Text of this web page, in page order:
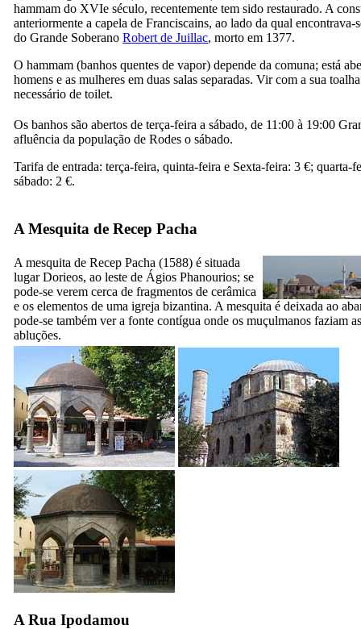
hammam do XVIe século, recentemente tem sido restaurado. A
anteriormente a capela de Franciscains, ao lado da qual encontrava-
do Grande Soberano Robert de Juillac, morto em 1377.
O hammam (banhos quentes de vapor) depende da comuna; está
homens e as mulheres em duas salas separadas. Vir com a sua
necessário de toilet.
Os banhos são abertos de terça-feira a sábado, de 11:00 à 19:00
afluência da população de Rodes o sábado.
Tarifa de entrada: terça-feira, quinta-feira e Sexta-feira: 3 €; quarta-
sábado: 2 €.
A Mesquita de Recep Pacha
A mesquita de Recep Pacha (1588) é situada
lugar Dorieos, ao leste de Ágios Phanourios; se
pode-se verem cerca de fragmentos de cerâmica
e os elementos de uma igreja bizantina. A mesquita é deixada ao
pode-se também ver a fonte contígua onde os muçulmanos faziam
abluções.
A Rua Ipodamou